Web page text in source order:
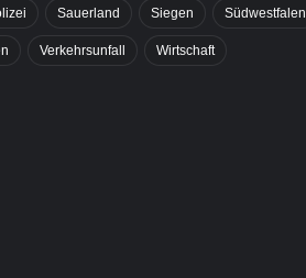
Sauerland Siegen Südwestfalen
Verkehrsunfall Wirtschaft